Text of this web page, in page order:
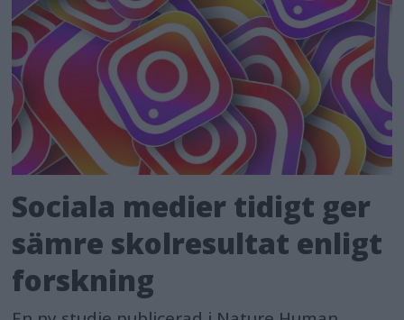
Sociala medier tidigt ger
sämre skolresultat enligt
forskning